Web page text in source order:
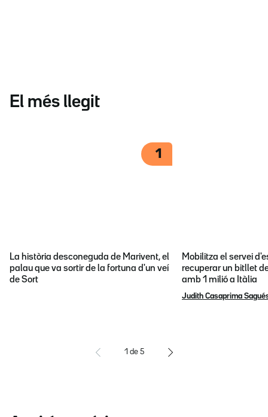
El més llegit
1
La història desconeguda de Marivent, el
palau que va sortir de la fortuna d'un veí
de Sort
Mobilitza el servei
recuperar un bitllet
amb 1 milió a Itàlia
Judith Casaprima
1 de 5